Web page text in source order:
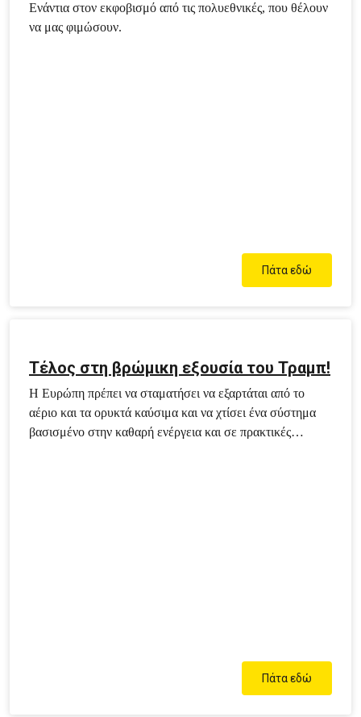
Ενάντια στον εκφοβισμό από τις πολυεθνικές, που θέλουν
να μας φιμώσουν.
Πάτα εδώ
Τέλος στη βρώμικη εξουσία του Τραμπ!
Η Ευρώπη πρέπει να σταματήσει να εξαρτάται από το
αέριο και τα ορυκτά καύσιμα και να χτίσει ένα σύστημα
βασισμένο στην καθαρή ενέργεια και σε πρακτικές
Πάτα εδώ